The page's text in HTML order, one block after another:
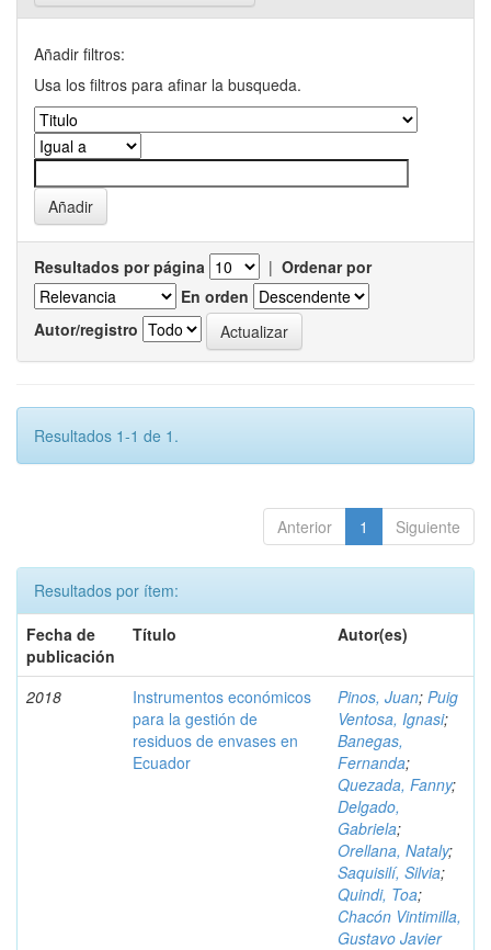
Añadir filtros:
Usa los filtros para afinar la busqueda.
Resultados por página | Ordenar por
En orden
Autor/registro
Resultados 1-1 de 1.
Anterior 1 Siguiente
Resultados por ítem:
Fecha de
publicación
Título Autor(es)
2018
Instrumentos económicos
para la gestión de
residuos de envases en
Ecuador
Pinos, Juan; Puig
Ventosa, Ignasi;
Banegas,
Fernanda;
Quezada, Fanny;
Delgado,
Gabriela;
Orellana, Nataly;
Saquisilí, Silvia;
Quindi, Toa;
Chacón Vintimilla,
Gustavo Javier